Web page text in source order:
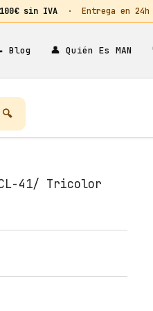
100€ sin IVA · Entrega en 24h
Blog 👤 Quién Es MAN
41/ Tricolor